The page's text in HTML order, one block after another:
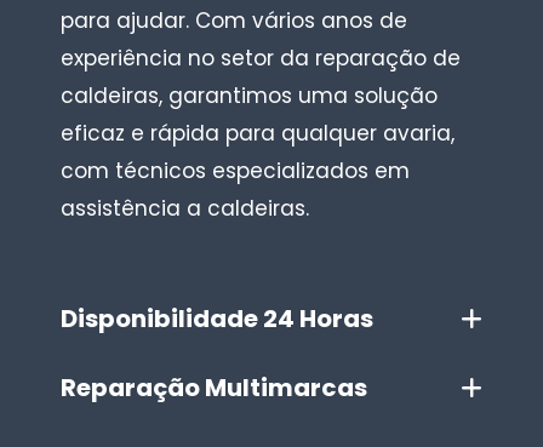
para ajudar. Com vários anos de
experiência no setor da reparação de
caldeiras, garantimos uma solução
eficaz e rápida para qualquer avaria,
com técnicos especializados em
assistência a caldeiras.
Disponibilidade 24 Horas
Reparação Multimarcas